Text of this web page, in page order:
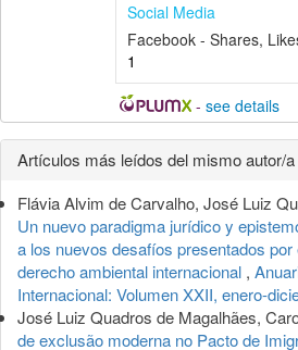
Social Media
Facebook - Shares,
1
- see details
Detalles
del
artículo
Artículos más leídos del mismo autor/a
Flávia Alvim de Carvalho, José Luiz
Un nuevo paradigma jurídico y
a los nuevos desafíos presentados por
derecho ambiental internacional ,
Internacional: Volumen XXII, enero-
José Luiz Quadros de Magalhães,
de exclusão moderna no Pacto de